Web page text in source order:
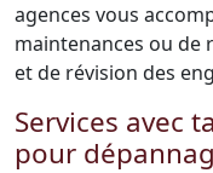
agences vous
maintenances ou de
et de révision des
Services avec
pour